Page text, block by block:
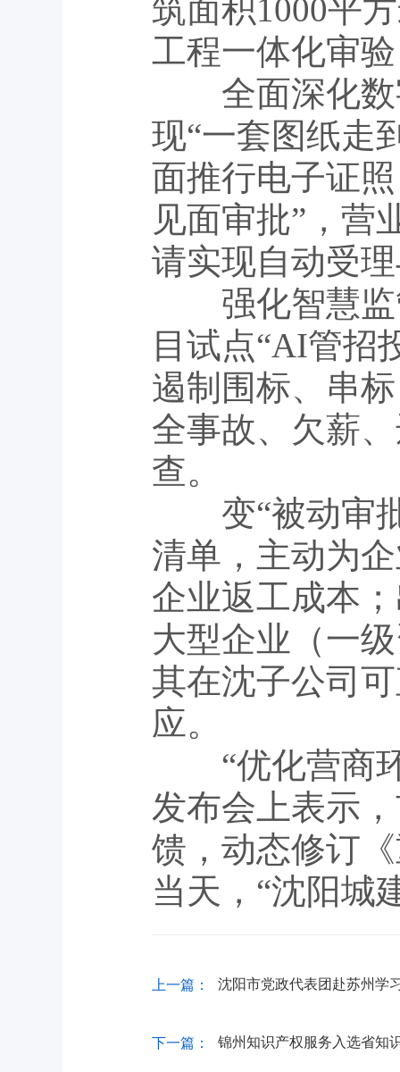
筑面积1000平
工程一体化审
全面深化数
现“一套图纸走
面推行电子证
见面审批”，营
请实现自动受
强化智慧监
目试点“AI管招
遏制围标、串
全事故、欠薪
查。
变“被动审批
清单，主动为
企业返工成本
大型企业（一
其在沈子公司
应。
“优化营商环
发布会上表示
馈，动态修订
当天，“沈阳城
上一篇： 沈阳市党政代表团赴苏州学
下一篇： 锦州知识产权服务入选省知